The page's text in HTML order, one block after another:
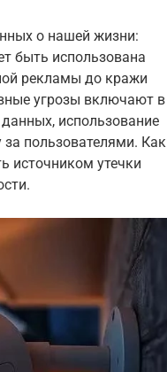
о нашей жизни:
быть использована
рекламы до кражи
угрозы включают в
использование
за пользователями. Как
источником утечки